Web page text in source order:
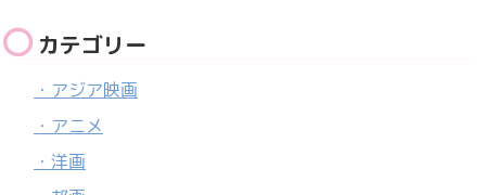
カテゴリー
・アジア映画
・アニメ
・洋画